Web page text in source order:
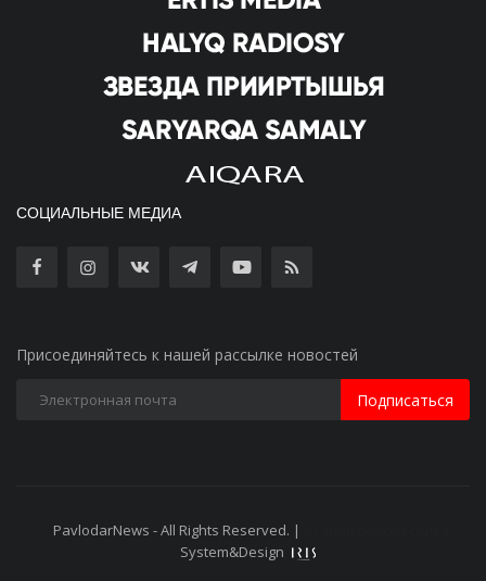
СОЦИАЛЬНЫЕ МЕДИА
Присоединяйтесь к нашей рассылке новостей
Подписаться
PavlodarNews - All Rights Reserved. |
System&Design